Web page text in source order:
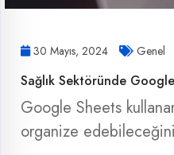
30 Mayıs, 2024 Genel
Sağlık Sektöründe Google
Google Sheets
organize